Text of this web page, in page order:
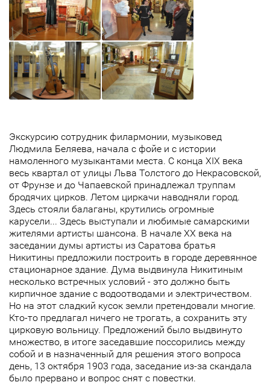
Экскурсию сотрудник филармонии, музыковед
Людмила Беляева, начала с фойе и с истории
намоленного музыкантами места. С конца XIX века
весь квартал от улицы Льва Толстого до Некрасовской,
от Фрунзе и до Чапаевской принадлежал труппам
бродячих цирков. Летом циркачи наводняли город.
Здесь стояли балаганы, крутились огромные
карусели... Здесь выступали и любимые самарcкими
жителями артисты шансона. В начале ХХ века на
заседании думы артисты из Саратова братья
Никитины предложили построить в городе деревянное
стационарное здание. Дума выдвинула Никитиным
несколько встречных условий - это должно быть
кирпичное здание с водоотводами и электричеством.
Но на этот сладкий кусок земли претендовали многие.
Кто-то предлагал ничего не трогать, а сохранить эту
цирковую вольницу. Предложений было выдвинуто
множество, в итоге заседавшие поссорились между
собой и в назначенный для решения этого вопроса
день, 13 октября 1903 года, заседание из-за скандала
было прервано и вопрос снят с повестки.